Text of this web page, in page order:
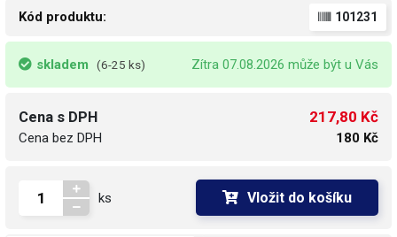
Kód produktu: 101231
skladem (6-25 ks) Zítra 07.08.2026 může být u Vás
Cena s DPH
Cena bez DPH
217,80 Kč
180 Kč
ks Vložit do košíku